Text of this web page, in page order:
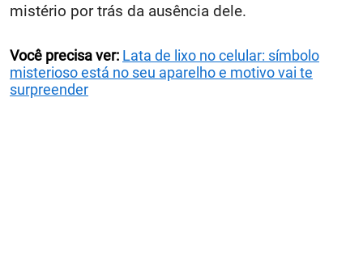
mistério por trás da ausência dele.
Você precisa ver: Lata de lixo no celular: símbolo
misterioso está no seu aparelho e motivo vai te
surpreender